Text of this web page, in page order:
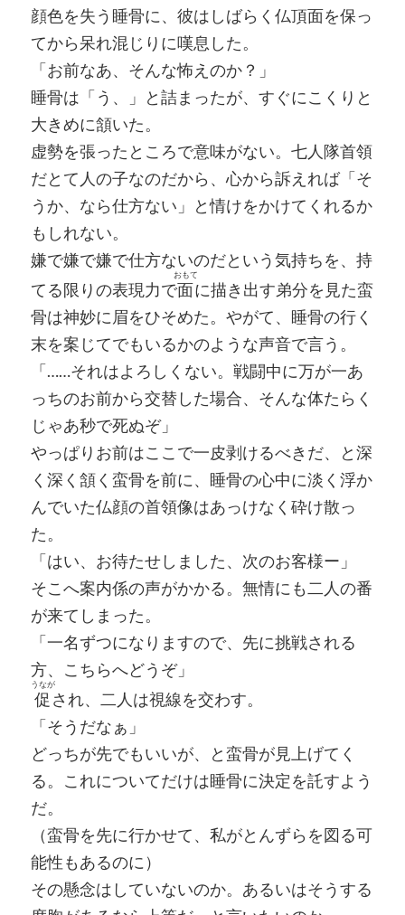
顔色を失う睡骨に、彼はしばらく仏頂面を保っ
てから呆れ混じりに嘆息した。
「お前なあ、そんな怖えのか？」
睡骨は「う、」と詰まったが、すぐにこくりと
大きめに頷いた。
虚勢を張ったところで意味がない。七人隊首領
だとて人の子なのだから、心から訴えれば「そ
うか、なら仕方ない」と情けをかけてくれるか
もしれない。
嫌で嫌で嫌で仕方ないのだという気持ちを、持
てる限りの表現力で面
おもて
に描き出す弟分を見た蛮
骨は神妙に眉をひそめた。やがて、睡骨の行く
末を案じてでもいるかのような声音で言う。
「……それはよろしくない。戦闘中に万が一あ
っちのお前から交替した場合、そんな体たらく
じゃあ秒で死ぬぞ」
やっぱりお前はここで一皮剥けるべきだ、と深
く深く頷く蛮骨を前に、睡骨の心中に淡く浮か
んでいた仏顔の首領像はあっけなく砕け散っ
た。
「はい、お待たせしました、次のお客様ー」
そこへ案内係の声がかかる。無情にも二人の番
が来てしまった。
「一名ずつになりますので、先に挑戦される
方、こちらへどうぞ」
促
うなが
され、二人は視線を交わす。
「そうだなぁ」
どっちが先でもいいが、と蛮骨が見上げてく
る。これについてだけは睡骨に決定を託すよう
だ。
（蛮骨を先に行かせて、私がとんずらを図る可
能性もあるのに）
その懸念はしていないのか。あるいはそうする